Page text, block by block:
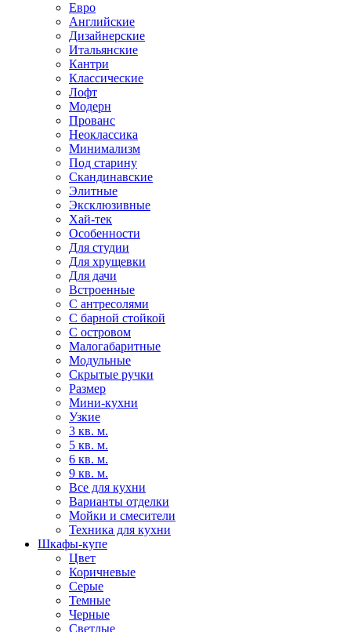
Евро
Английские
Дизайнерские
Итальянские
Кантри
Классические
Лофт
Модерн
Прованс
Неоклассика
Минимализм
Под старину
Скандинавские
Элитные
Эксклюзивные
Хай-тек
Особенности
Для студии
Для хрущевки
Для дачи
Встроенные
С антресолями
С барной стойкой
С островом
Малогабаритные
Модульные
Скрытые ручки
Размер
Мини-кухни
Узкие
3 кв. м.
5 кв. м.
6 кв. м.
9 кв. м.
Все для кухни
Варианты отделки
Мойки и смесители
Техника для кухни
Шкафы-купе
Цвет
Коричневые
Серые
Темные
Черные
Светлые